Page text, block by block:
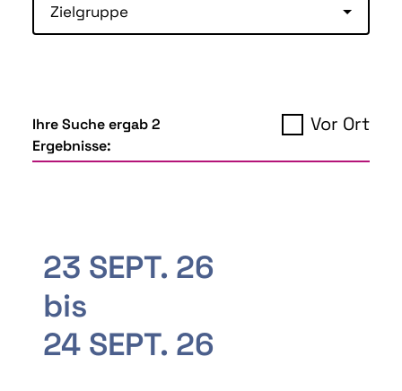
Zielgruppe
Ihre Suche ergab 2
Ergebnisse:
Vor Ort
23 SEPT. 26
bis
24 SEPT. 26